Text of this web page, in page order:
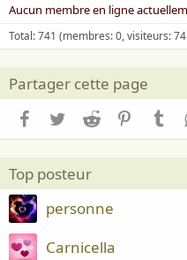
Aucun membre en ligne
Total: 741 (membres: 0, visiteurs:
Partager cette page
Facebook
TwitterReddit Pinterest
Top posteur
personne
Carnicella